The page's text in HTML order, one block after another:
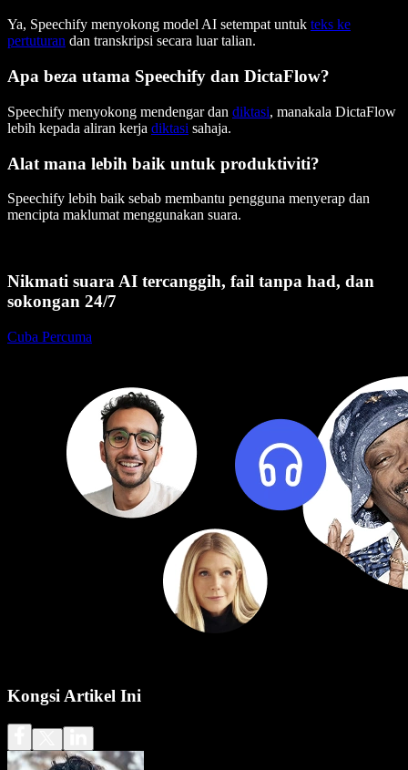
Ya, Speechify menyokong model AI setempat untuk teks ke
pertuturan dan transkripsi secara luar talian.
Apa beza utama Speechify dan DictaFlow?
Speechify menyokong mendengar dan diktasi, manakala DictaFlow
lebih kepada aliran kerja diktasi sahaja.
Alat mana lebih baik untuk produktiviti?
Speechify lebih baik sebab membantu pengguna menyerap dan
mencipta maklumat menggunakan suara.
Nikmati suara AI tercanggih, fail tanpa had, dan
sokongan 24/7
Cuba Percuma
Kongsi Artikel Ini